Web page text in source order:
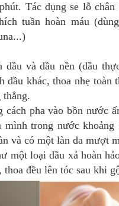
Tác dụng se lỗ chân
tuần hoàn máu
và dầu nền (dầu
dầu khác, thoa nhẹ toàn
thẳng.
cách pha vào bồn nước
mình trong nước khoảng
và có một làn da mượt
một loại dầu xả hoàn
đều lên tóc sau khi